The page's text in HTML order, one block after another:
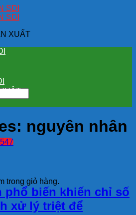
XUẤT
trong giỏ hàng.
nguyên nhân
phổ biến khiến chỉ số
xử lý triệt để